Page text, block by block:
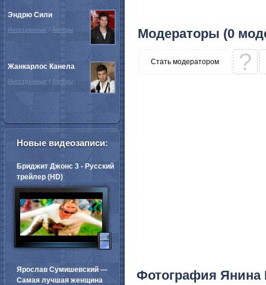
Модераторы (0
Стать модератором ?
Фотография Янина
Эндрю Сили
Иностранные / Актёры
Жанкарлос Канела
Иностранные / Актёры
Новые видеозаписи:
Бриджит Джонс 3 - Русский
трейлер (HD)
Ярослав Сумишевский ---
Самая лучшая женщина